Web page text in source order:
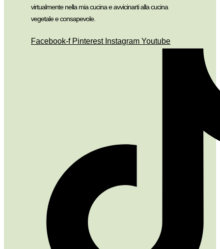
virtualmente nella mia cucina e avvicinarti alla cucina
vegetale e consapevole.
Facebook-f Pinterest Instagram Youtube